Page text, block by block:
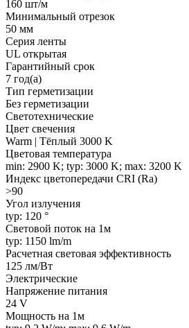
160 шт/м
Минимальный отрезок
50 мм
Серия ленты
UL открытая
Гарантийный срок
7 год(а)
Тип герметизации
Без герметизации
Светотехнические
Цвет свечения
Warm | Тёплый 3000 K
Цветовая температура
min: 2900 K; typ: 3000 K; max: 3200 K
Индекс цветопередачи CRI (Ra)
>90
Угол излучения
typ: 120 °
Световой поток на 1м
typ: 1150 lm/m
Расчетная световая эффективность
125 лм/Вт
Электрические
Напряжение питания
24 V
Мощность на 1м